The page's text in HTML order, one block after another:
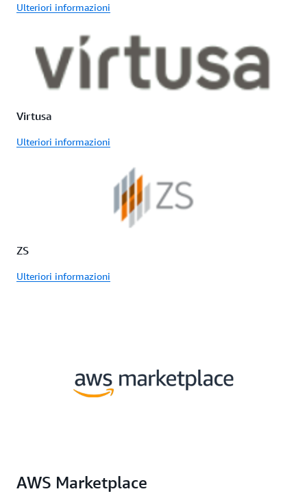
Ulteriori informazioni
Virtusa
Ulteriori informazioni
ZS
Ulteriori informazioni
AWS Marketplace